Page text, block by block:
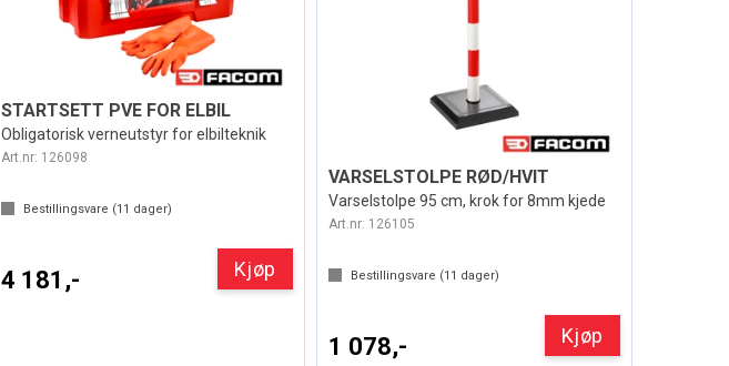
STARTSETT PVE FOR ELBIL
Obligatorisk verneutstyr for elbilteknik
Art.nr: 126098
Bestillingsvare (11 dager)
4 181,- Kjøp
VARSELSTOLPE RØD/HVIT
Varselstolpe 95 cm, krok for 8mm kjede
Art.nr: 126105
Bestillingsvare (11 dager)
1 078,- Kjøp